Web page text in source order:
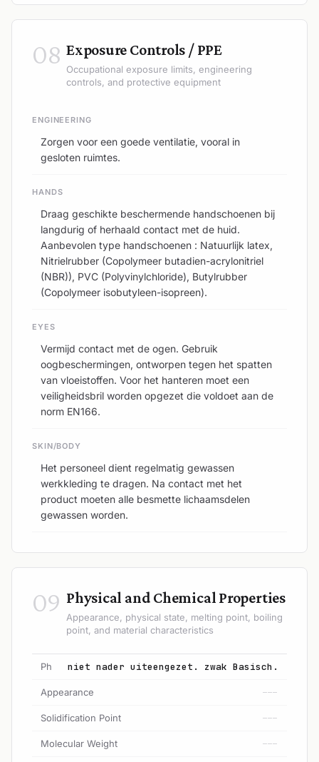
08 Exposure Controls / PPE
Occupational exposure limits, engineering
controls, and protective equipment
ENGINEERING
Zorgen voor een goede ventilatie, vooral in
gesloten ruimtes.
HANDS
Draag geschikte beschermende handschoenen bij
langdurig of herhaald contact met de huid.
Aanbevolen type handschoenen : Natuurlijk latex,
Nitrielrubber (Copolymeer butadien-acrylonitriel
(NBR)), PVC (Polyvinylchloride), Butylrubber
(Copolymeer isobutyleen-isopreen).
EYES
Vermijd contact met de ogen. Gebruik
oogbeschermingen, ontworpen tegen het spatten
van vloeistoffen. Voor het hanteren moet een
veiligheidsbril worden opgezet die voldoet aan de
norm EN166.
SKIN/BODY
Het personeel dient regelmatig gewassen
werkkleding te dragen. Na contact met het
product moeten alle besmette lichaamsdelen
gewassen worden.
09 Physical and Chemical Properties
Appearance, physical state, melting point, boiling
point, and material characteristics
Ph niet nader uiteengezet. zwak Basisch.
Appearance ---
Solidification Point ---
Molecular Weight ---